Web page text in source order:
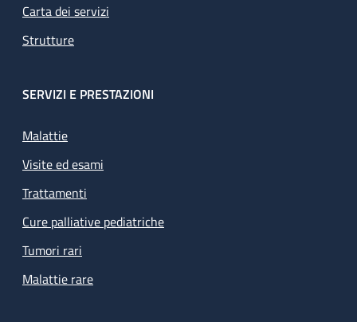
Carta dei servizi
Strutture
SERVIZI E PRESTAZIONI
Malattie
Visite ed esami
Trattamenti
Cure palliative pediatriche
Tumori rari
Malattie rare